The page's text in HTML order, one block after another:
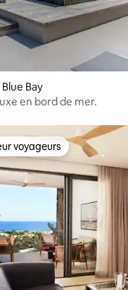
Bay
en bord de mer.
voyageurs les plus
voyageurs